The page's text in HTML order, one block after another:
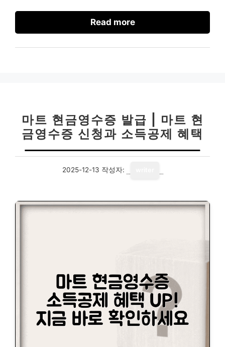
Read more
마트 현금영수증 발급 | 마트 현
금영수증 신청과 소득공제 혜택
2025-12-13 작성자: